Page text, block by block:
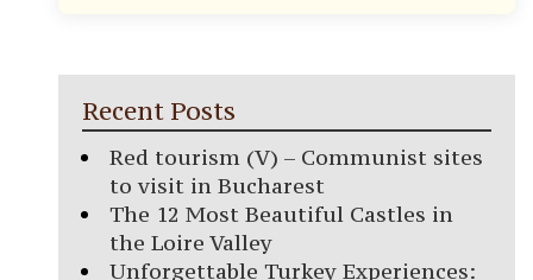
Recent Posts
Red tourism (V) – Communist sites
to visit in Bucharest
The 12 Most Beautiful Castles in
the Loire Valley
Unforgettable Turkey Experiences: